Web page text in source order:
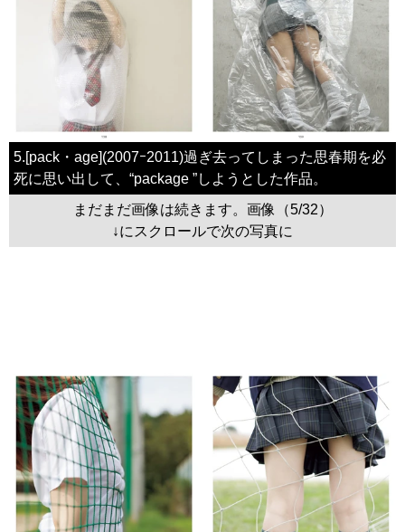
5.[pack・age](2007ｰ2011)過ぎ去ってしまった思春期を必
死に思い出して、“package ”しようとした作品。
まだまだ画像は続きます。画像（5/32）
↓にスクロールで次の写真に